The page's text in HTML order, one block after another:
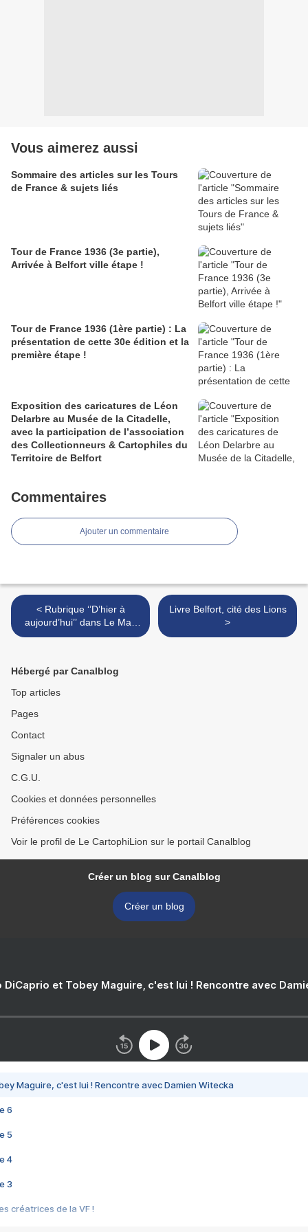
Vous aimerez aussi
Sommaire des articles sur les Tours
de France & sujets liés
Tour de France 1936 (3e partie),
Arrivée à Belfort ville étape !
Tour de France 1936 (1ère partie) : La
présentation de cette 30e édition et la
première étape !
Exposition des caricatures de Léon
Delarbre au Musée de la Citadelle,
avec la participation de l’association
des Collectionneurs & Cartophiles du
Territoire de Belfort
Commentaires
Ajouter un commentaire
< Rubrique ‘’D’hier à
aujourd’hui’’ dans Le Mag
ER : Meslières (25)
Livre Belfort, cité des Lions
>
Hébergé par Canalblog
Top articles
Pages
Contact
Signaler un abus
C.G.U.
Cookies et données personnelles
Préférences cookies
Voir le profil de Le CartophiLion sur le portail Canalblog
Créer un blog sur Canalblog
Créer un blog
DiCaprio et Tobey Maguire, c'est lui ! Rencontre avec
Maguire, c'est lui ! Rencontre avec Damien Witecka
6
5
4
3
créatrices de la VF !